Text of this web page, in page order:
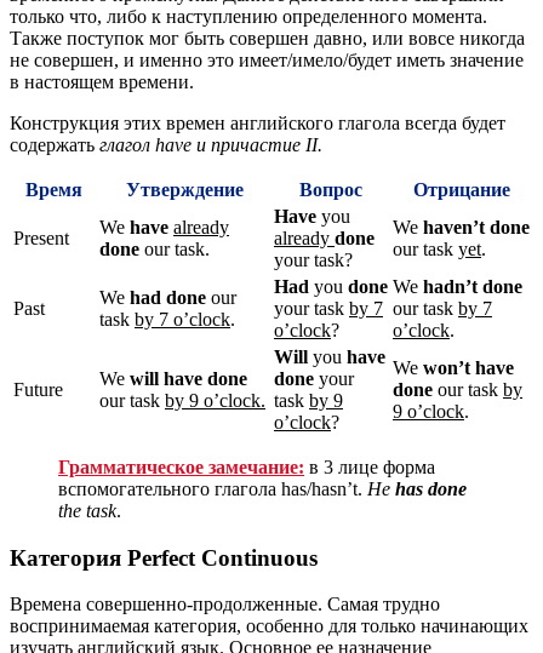
только что, либо к наступлению определенного момента.
Также поступок мог быть совершен давно, или вовсе никогда
не совершен, и именно это имеет/имело/будет иметь значение
в настоящем времени.
Конструкция этих времен английского глагола всегда будет
содержать глагол have и причастие II.
Время Утверждение Вопрос Отрицание
Present
We have already
done our task.
Have you
already done
your task?
We haven’t done
our task yet.
Past
We had done our
task by 7 o’clock.
Had you done
your task by 7
o’clock?
We hadn’t done
our task by 7
o’clock.
Future
We will have done
our task by 9 o’clock.
Will you have
done your
task by 9
o’clock?
We won’t have
done our task by
9 o’clock.
Грамматическое замечание: в 3 лице форма
вспомогательного глагола has/hasn’t. He has done
the task.
Категория Perfect Continuous
Времена совершенно-продолженные. Самая трудно
воспринимаемая категория, особенно для только начинающих
изучать английский язык. Основное ее назначение